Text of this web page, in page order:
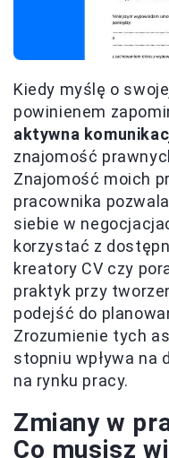
Kiedy myślę o
powinienem
aktywna
znajomość
Znajomość moich
pracownika
siebie w
korzystać z
kreatory CV czy
praktyk przy
podejść do
Zrozumienie tych
stopniu wpływa na
na rynku pracy.
Zmiany w
Co musisz